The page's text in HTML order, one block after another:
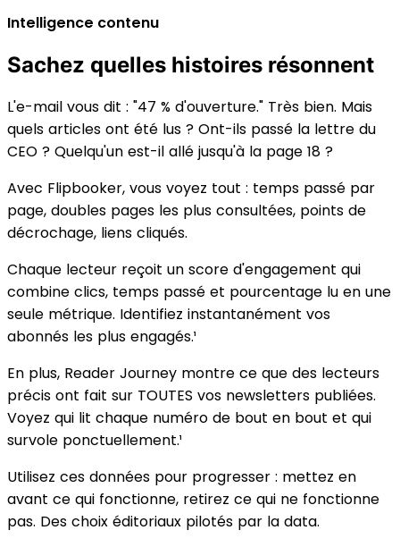
Intelligence contenu
Sachez quelles histoires résonnent
L'e-mail vous dit : "47 % d'ouverture." Très bien. Mais
quels articles ont été lus ? Ont-ils passé la lettre du
CEO ? Quelqu'un est-il allé jusqu'à la page 18 ?
Avec Flipbooker, vous voyez tout : temps passé par
page, doubles pages les plus consultées, points de
décrochage, liens cliqués.
Chaque lecteur reçoit un score d'engagement qui
combine clics, temps passé et pourcentage lu en une
seule métrique. Identifiez instantanément vos
abonnés les plus engagés.¹
En plus, Reader Journey montre ce que des lecteurs
précis ont fait sur TOUTES vos newsletters publiées.
Voyez qui lit chaque numéro de bout en bout et qui
survole ponctuellement.¹
Utilisez ces données pour progresser : mettez en
avant ce qui fonctionne, retirez ce qui ne fonctionne
pas. Des choix éditoriaux pilotés par la data.